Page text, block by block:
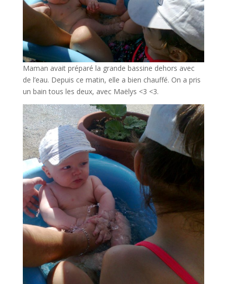
Maman avait préparé la grande bassine dehors avec
de l’eau. Depuis ce matin, elle a bien chauffé. On a pris
un bain tous les deux, avec Maëlys <3 <3.